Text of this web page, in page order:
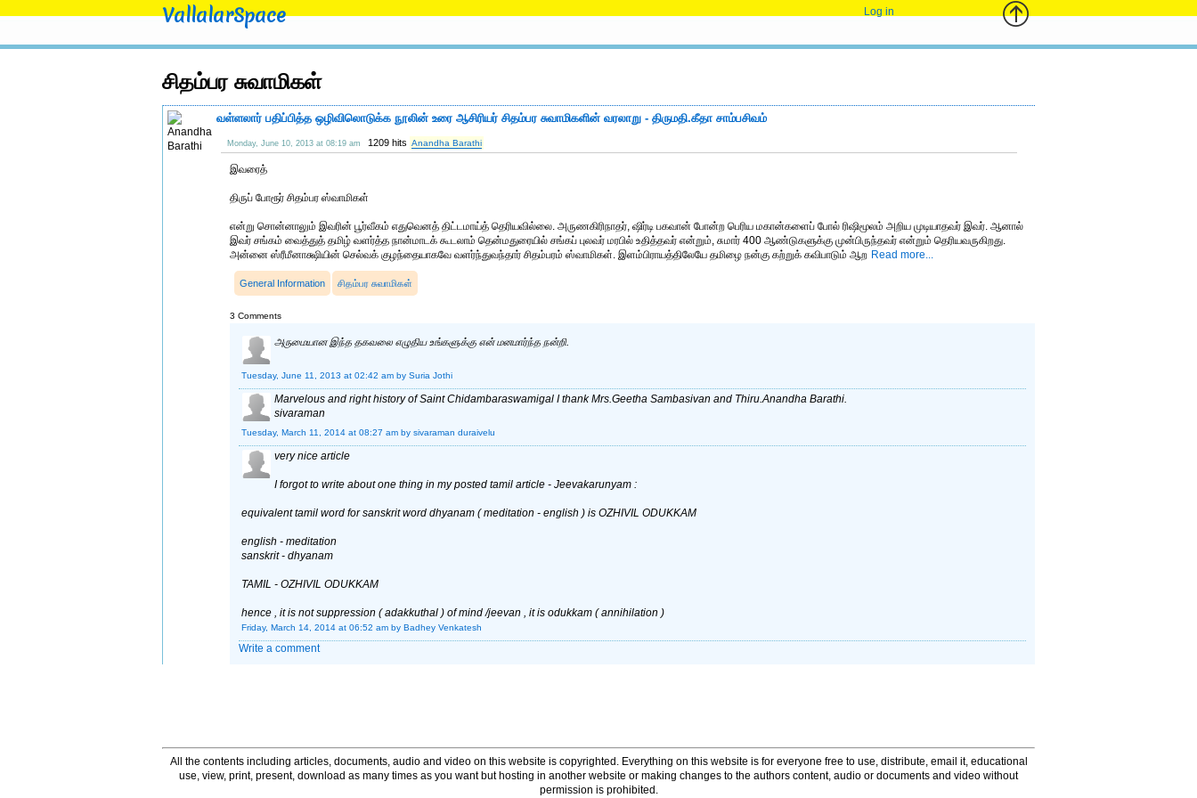
VallalarSpace Log in
சிதம்பர சுவாமிகள்
வள்ளலார் பதிப்பித்த ஒழிவிலொடுக்க நூலின் உரை ஆசிரியர் சிதம்பர சுவாமிகளின் வரலாறு - திருமதி.கீதா சாம்பசிவம்
Monday, June 10, 2013 at 08:19 am 1209 hits Anandha Barathi
இவரைத்
திருப் போரூர் சிதம்பர ஸ்வாமிகள்
என்று சொன்னாலும் இவரின் பூர்வீகம் எதுவெனத் திட்டமாய்த் தெரியவில்லை. அருணகிரிநாதர், ஷிர்டி பகவான் போன்ற பெரிய மகான்களைப் போல் ரிஷிமூலம் அறிய முடியாதவர் இவர். ஆனால்
இவர் சங்கம் வைத்துத் தமிழ் வளர்த்த நான்மாடக் கூடலாம் தென்மதுரையில் சங்கப் புலவர் மரபில் உதித்தவர் என்றும், சுமார் 400 ஆண்டுகளுக்கு முன்பிருந்தவர் என்றும் தெரியவருகிறது.
அன்னை ஸ்ரீமீனாக்ஷியின் செல்வக் குழந்தையாகவே வளர்ந்துவந்தார் சிதம்பரம் ஸ்வாமிகள். இளம்பிராயத்திலேயே தமிழை நன்கு கற்றுக் கவிபாடும் ஆற Read more...
General Information சிதம்பர சுவாமிகள்
3 Comments
அருமையான இந்த தகவலை எழுதிய உங்களுக்கு என் மனமார்ந்த நன்றி.
Tuesday, June 11, 2013 at 02:42 am by Suria Jothi
Marvelous and right history of Saint Chidambaraswamigal I thank Mrs.Geetha Sambasivan and Thiru.Anandha Barathi.
sivaraman
Tuesday, March 11, 2014 at 08:27 am by sivaraman duraivelu
very nice article
I forgot to write about one thing in my posted tamil article - Jeevakarunyam :
equivalent tamil word for sanskrit word dhyanam ( meditation - english ) is OZHIVIL ODUKKAM
english - meditation
sanskrit - dhyanam
TAMIL - OZHIVIL ODUKKAM
hence , it is not suppression ( adakkuthal ) of mind /jeevan , it is odukkam ( annihilation )
Friday, March 14, 2014 at 06:52 am by Badhey Venkatesh
Write a comment
All the contents including articles, documents, audio and video on this website is copyrighted. Everything on this website is for everyone free to use, distribute, email it, educational
use, view, print, present, download as many times as you want but hosting in another website or making changes to the authors content, audio or documents and video without
permission is prohibited.